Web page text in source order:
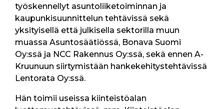
työskennellyt asuntoliiketoiminnan ja
kaupunkisuunnittelun tehtävissä sekä
yksityisellä että julkisella sektorilla muun
muassa Asuntosäätiössä, Bonava Suomi
Oy:ssä ja NCC Rakennus Oy:ssä, sekä ennen A-
Kruunuun siirtymistään hankekehitystehtävissä
Lentorata Oy:ssä.
Hän toimii useissa kiinteistöalan